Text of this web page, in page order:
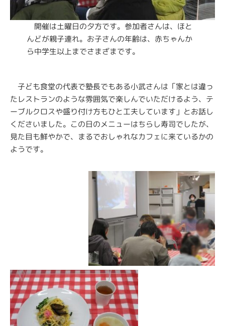
開催は土曜日の夕方です。参加者さんは、ほと
んどが親子連れ。お子さんの年齢は、赤ちゃんか
ら中学生以上までさまざまです。
子ども食堂の代表で塾長でもある小武さんは「家とは違っ
たレストランのような雰囲気で楽しんでいただけるよう、テ
ーブルクロスや盛り付け方もひと工夫しています」とお話し
くださいました。この日のメニューはちらし寿司でしたが、
見た目も鮮やかで、まるでおしゃれなカフェに来ているかの
ようです。